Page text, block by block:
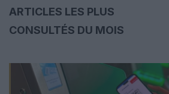
ARTICLES LES PLUS
CONSULTÉS DU MOIS